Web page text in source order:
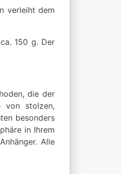
verleiht dem
150 g. Der
die der
von stolzen,
besonders
in Ihrem
Alle